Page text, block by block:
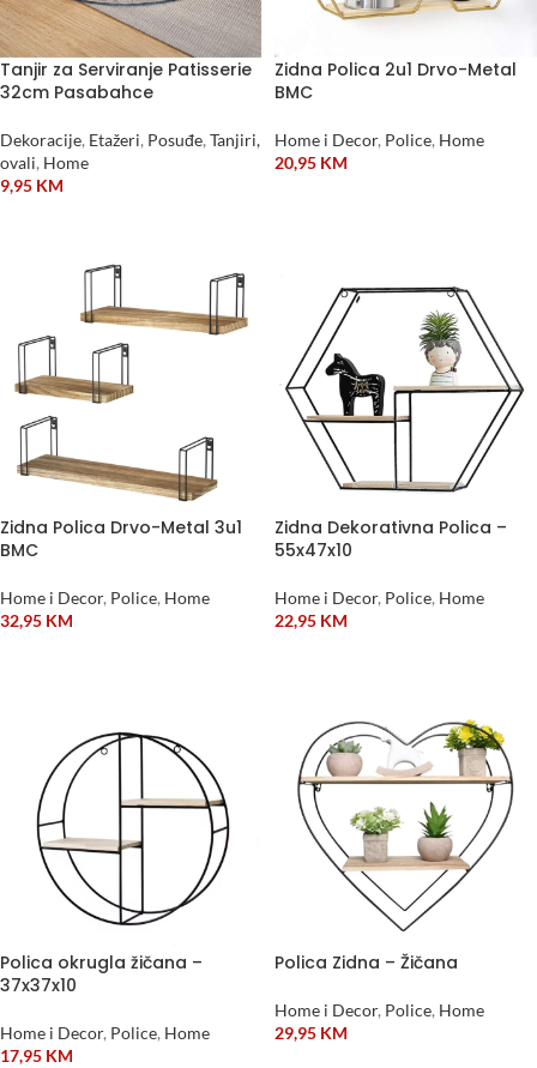
Tanjir za Serviranje Patisserie
32cm Pasabahce
Dekoracije, Etažeri, Posuđe, Tanjiri,
ovali, Home
9,95 KM
Zidna Polica 2u1 Drvo-Metal
BMC
Home i Decor, Police, Home
20,95 KM
Zidna Polica Drvo-Metal 3u1
BMC
Home i Decor, Police, Home
32,95 KM
Zidna Dekorativna Polica –
55x47x10
Home i Decor, Police, Home
22,95 KM
Polica okrugla žičana –
37x37x10
Home i Decor, Police, Home
17,95 KM
Polica Zidna – Žičana
Home i Decor, Police, Home
29,95 KM